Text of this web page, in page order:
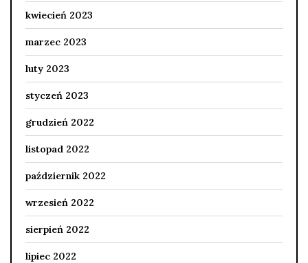
kwiecień 2023
marzec 2023
luty 2023
styczeń 2023
grudzień 2022
listopad 2022
październik 2022
wrzesień 2022
sierpień 2022
lipiec 2022